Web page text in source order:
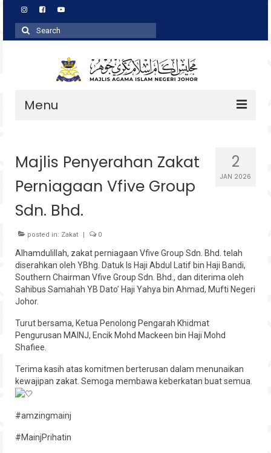
Search
for:
Menu
Zakat
Agihan
Wakaf
Baitulmal
Pembangunan Asnaf
Hubungi
2
JAN 2026
Majlis Penyerahan Zakat
Perniagaan Vfive Group
Sdn. Bhd.
posted in: Zakat | 0
Alhamdulillah, zakat perniagaan Vfive Group Sdn. Bhd. telah
diserahkan oleh YBhg. Datuk Is Haji Abdul Latif bin Haji Bandi,
Southern Chairman Vfive Group Sdn. Bhd., dan diterima oleh
Sahibus Samahah YB Dato’ Haji Yahya bin Ahmad, Mufti Negeri
Johor.
Turut bersama, Ketua Penolong Pengarah Khidmat
Pengurusan MAINJ, Encik Mohd Mackeen bin Haji Mohd
Shafiee.
Terima kasih atas komitmen berterusan dalam menunaikan
kewajipan zakat. Semoga membawa keberkatan buat semua.
#amzingmainj
#MainjPrihatin